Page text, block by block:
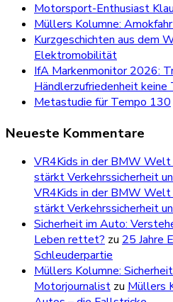
Motorsport-Enthusiast
Müllers Kolumne:
Kurzgeschichten aus dem
Elektromobilität
IfA Markenmonitor 2026:
Händlerzufriedenheit keine
Metastudie für Tempo 130
Neueste Kommentare
VR4Kids in der BMW
stärkt Verkehrssicherheit
VR4Kids in der BMW
stärkt Verkehrssicherheit
Sicherheit im Auto:
Leben rettet? zu 25 Jahre
Schleuderpartie
Müllers Kolumne:
Motorjournalist zu Müllers